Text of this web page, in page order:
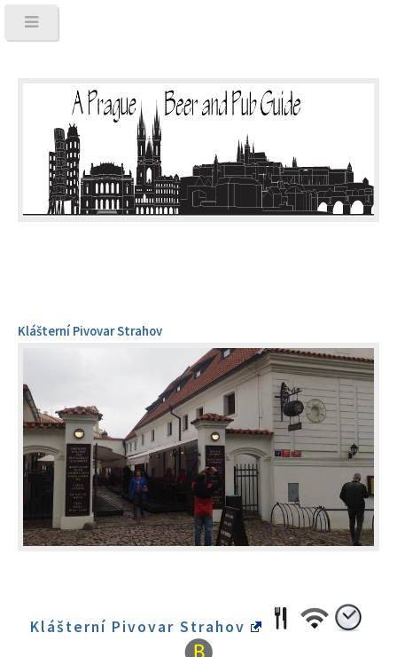
Klášterní Pivovar Strahov
Klášterní Pivovar Strahov